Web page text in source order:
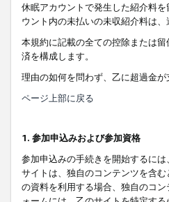
休眠アカウントで発生した紹介料
ウント内の未払いの未収紹介料は
本規約に記載の全ての控除または
済を構成します。
理由の如何を問わず、乙に超過金
ページ上部に戻る
1. 参加申込みおよび参加資格
参加申込みの手続きを開始するに
サイトは、独自のコンテンツを含
の資料を利用する場合、独自のコ